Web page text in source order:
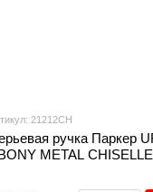
21212CH
ручка Паркер
METAL